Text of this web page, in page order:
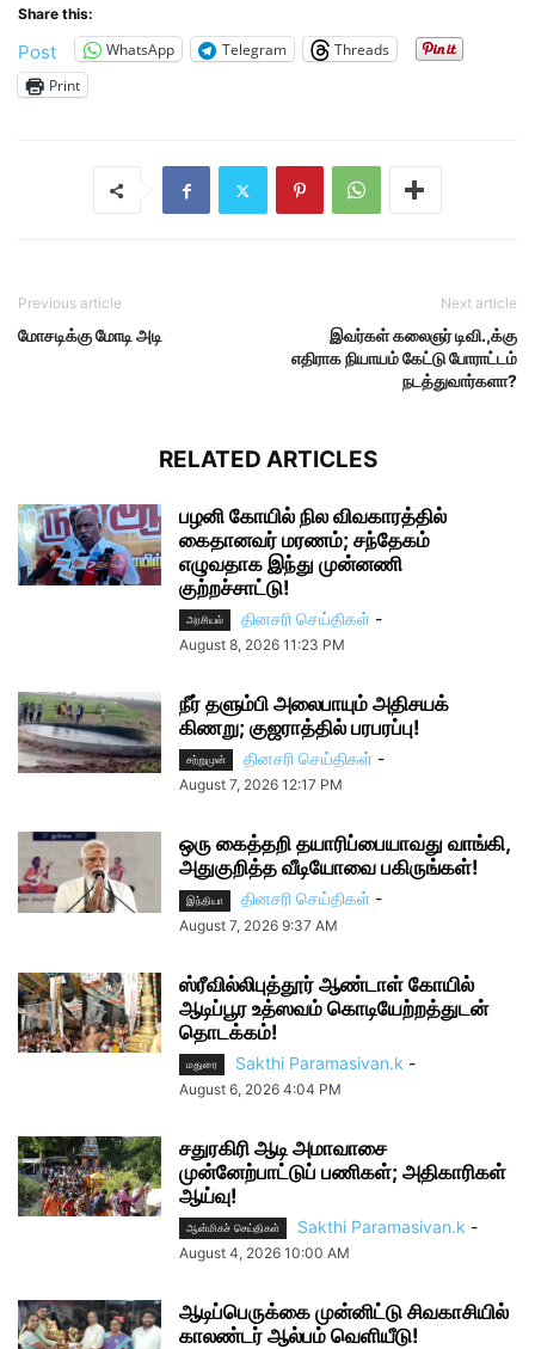
Share this:
Post WhatsApp Telegram
Threads
Print
Previous article
மோசடிக்கு மோடி அடி
Next article
இவர்கள் கலைஞர் டிவி.,க்கு
எதிராக நியாயம் கேட்டு போராட்டம்
நடத்துவார்களா?
RELATED ARTICLES
பழனி கோயில் நில விவகாரத்தில்
கைதானவர் மரணம்; சந்தேகம்
எழுவதாக இந்து முன்னணி
குற்றச்சாட்டு!
அரசியல் தினசரி செய்திகள் -
August 8, 2026 11:23 PM
நீர் தளும்பி அலைபாயும் அதிசயக்
கிணறு; குஜராத்தில் பரபரப்பு!
சற்றுமுன் தினசரி செய்திகள் -
August 7, 2026 12:17 PM
ஒரு கைத்தறி தயாரிப்பையாவது வாங்கி,
அதுகுறித்த வீடியோவை பகிருங்கள்!
இந்தியா தினசரி செய்திகள் -
August 7, 2026 9:37 AM
ஸ்ரீவில்லிபுத்தூர் ஆண்டாள் கோயில்
ஆடிப்பூர உத்ஸவம் கொடியேற்றத்துடன்
தொடக்கம்!
மதுரை Sakthi Paramasivan.k -
August 6, 2026 4:04 PM
சதுரகிரி ஆடி அமாவாசை
முன்னேற்பாட்டுப் பணிகள்; அதிகாரிகள்
ஆய்வு!
ஆன்மிகச் செய்திகள் Sakthi Paramasivan.k -
August 4, 2026 10:00 AM
ஆடிப்பெருக்கை முன்னிட்டு சிவகாசியில்
காலண்டர் ஆல்பம் வெளியீடு!